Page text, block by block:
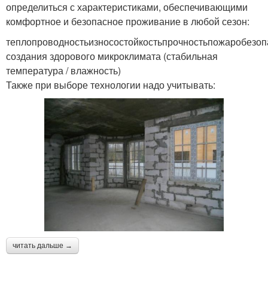
определиться с характеристиками, обеспечивающими
комфортное и безопасное проживание в любой сезон:
создания здорового микроклимата (стабильная
температура / влажность)
Также при выборе технологии надо учитывать:
читать дальше →